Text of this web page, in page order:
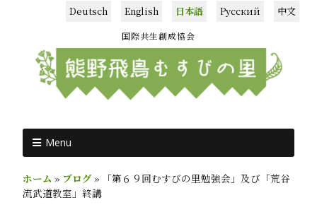
Deutsch English 日本語 Русский 中文
国際共生創成協会
Menu
ホーム » ブログ »
「第６９回むすびの里勉強会」及び「荒谷
流武道教室」終講